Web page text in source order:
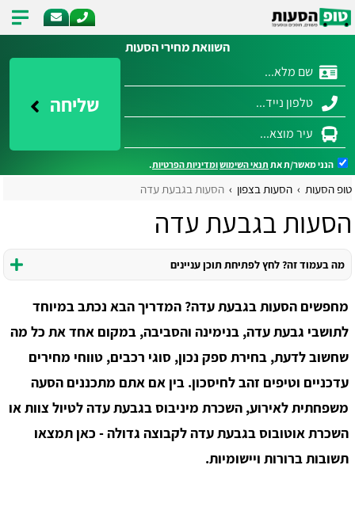
השוואת מחירי הסעות
שליחה
הנני מאשר/ת את תנאי השימושומדיניות הפרטיות.
טופ הסעות הסעות בצפון הסעות בגבעת עדה
הסעות בגבעת עדה
מה בעמוד זה? לחץ לפתיחת תוכן עניינים
מחפשים הסעות בגבעת עדה? המדריך הבא נכתב במיוחד
לתושבי גבעת עדה, בנימינה והסביבה, במקום אחד את כל מה
שחשוב לדעת, בחירת ספק נכון, סוגי רכבים, טווחי מחירים
עדכניים וטיפים זהב לחיסכון. בין אם אתם מתכננים הסעה
משפחתית לאירוע, השכרת מיניבוס בגבעת עדה לטיול צוות או
השכרת אוטובוס בגבעת עדה לקבוצה גדולה - כאן תמצאו
תשובות ברורות ויישומיות.